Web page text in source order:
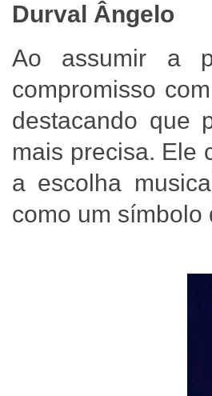
Durval Ângelo
Ao assumir a
compromisso
destacando que
mais precisa. Ele
a escolha
como um